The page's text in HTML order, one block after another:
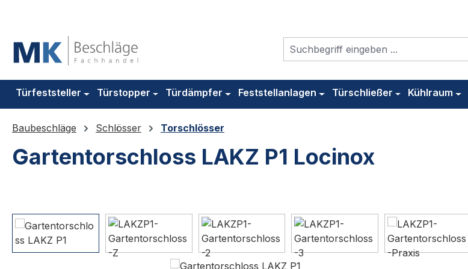
Türfeststeller Türstopper Türdämpfer Feststellanlagen Türschließer Kühlraum
Baubeschläge Schlösser Torschlösser
Gartentorschloss LAKZ P1 Locinox